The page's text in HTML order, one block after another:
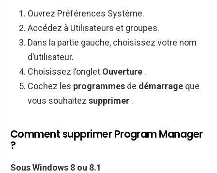
Ouvrez Préférences Système.
Accédez à Utilisateurs et groupes.
Dans la partie gauche, choisissez votre nom
d’utilisateur.
Choisissez l’onglet Ouverture .
Cochez les programmes de démarrage que
vous souhaitez supprimer .
Comment supprimer Program Manager
?
Sous Windows 8 ou 8.1